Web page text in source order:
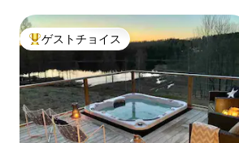
大好評のゲストチョイスです。
ゲストチョイス